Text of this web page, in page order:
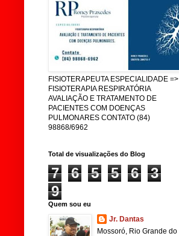
FISIOTERAPEUTA ESPECIALIDADE =>
FISIOTERAPIA RESPIRATÓRIA
AVALIAÇÃO E TRATAMENTO DE
PACIENTES COM DOENÇAS
PULMONARES CONTATO (84)
98868/6962
Total de visualizações do Blog
7 6 5 5 6
3
9
Quem sou eu
Jr. Dantas
Mossoró, Rio Grande do